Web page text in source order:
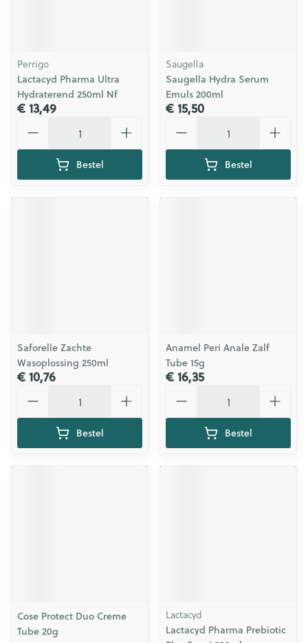
Perrigo
Lactacyd Pharma Ultra
Hydraterend 250ml Nf
€ 13,49
Bestel
Saugella
Saugella Hydra Serum
Emuls 200ml
€ 15,50
Bestel
Saforelle Zachte
Wasoplossing 250ml
€ 10,76
Bestel
Anamel Peri Anale Zalf
Tube 15g
€ 16,35
Bestel
Cose Protect Duo Creme
Tube 20g
Lactacyd
Lactacyd Pharma Prebiotic